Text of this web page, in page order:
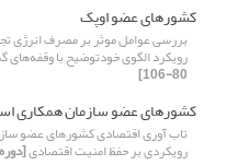
کشورهای عضو اوپک
بررسی عوامل موثر بر مصرف انرژی
رویکرد الگوی خودتوضیح با وقفه‌های
80-106]
کشورهای عضو سازمان همکاری
تاب آوری اقتصادی کشورهای عضو
رویکردی بر حفظ امنیت اقتصادی[دوره 1، شماره 2، 1401، صفحه 83-112]